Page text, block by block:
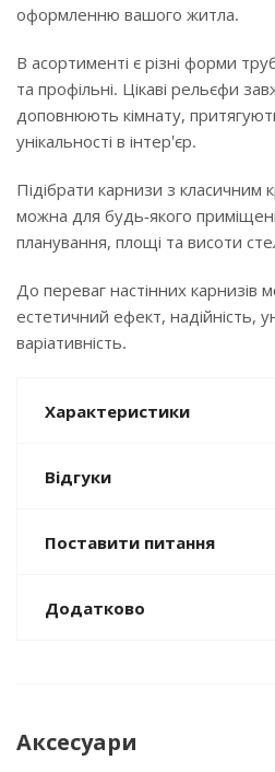
оформленню вашого житла.
В асортименті є різні форми
та профільні. Цікаві рельєфи
доповнюють кімнату,
унікальності в інтер'єр.
Підібрати карнизи з класичним
можна для будь-якого
планування, площі та висоти
До переваг настінних карнизів
естетичний ефект, надійність,
варіативність.
Характеристики
Відгуки
Поставити питання
Додатково
Аксесуари